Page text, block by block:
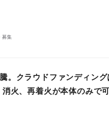
募集
。クラウドファンディン
火、再着火が本体のみで